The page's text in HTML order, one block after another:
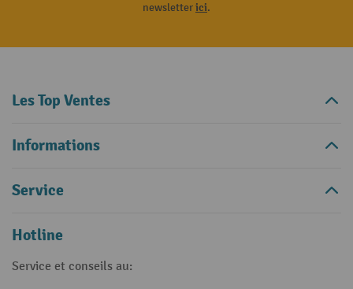
newsletterici.
Les Top Ventes
Informations
Service
Hotline
Service et conseils au: